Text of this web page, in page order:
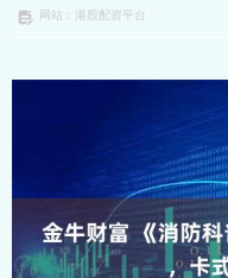
网站：港股配资平台